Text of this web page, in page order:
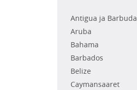
Antigua ja Barbuda
Aruba
Bahama
Barbados
Belize
Caymansaaret